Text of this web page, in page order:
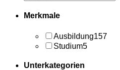
Merkmale
Ausbildung157
Studium5
Unterkategorien